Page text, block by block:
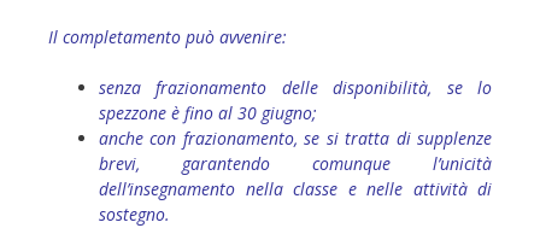
Il completamento può avvenire:
senza frazionamento delle disponibilità, se lo
spezzone è fino al 30 giugno;
anche con frazionamento, se si tratta di supplenze
brevi, garantendo comunque l’unicità
dell’insegnamento nella classe e nelle attività di
sostegno.